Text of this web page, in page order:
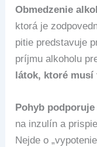
Obmedzenie
ktorá je
pitie predstavuje
príjmu alkoholu
látok, ktoré
Pohyb
na inzulín a
Nejde o